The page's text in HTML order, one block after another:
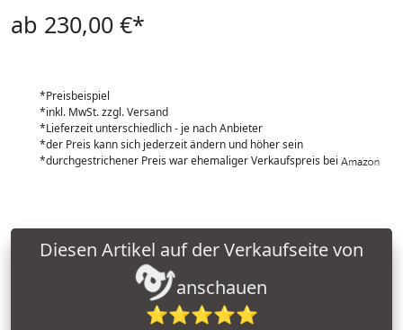
ab 230,00 €*
*Preisbeispiel
*inkl. MwSt. zzgl. Versand
*Lieferzeit unterschiedlich - je nach Anbieter
*der Preis kann sich jederzeit ändern und höher sein
*durchgestrichener Preis war ehemaliger Verkaufspreis bei
anschauen
⭐⭐⭐⭐⭐